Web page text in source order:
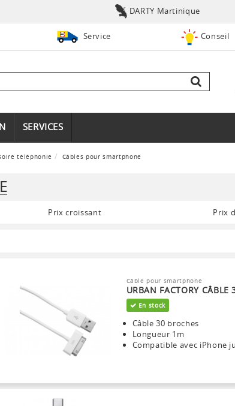
DARTY Martinique
Service Conseil
SERVICES
téléphonie Câbles pour smartphone
Prix croissant Prix
Câble pour smartphone
URBAN FACTORY
En stock
Câble 30 broches
Longueur 1m
Compatible avec iPhone